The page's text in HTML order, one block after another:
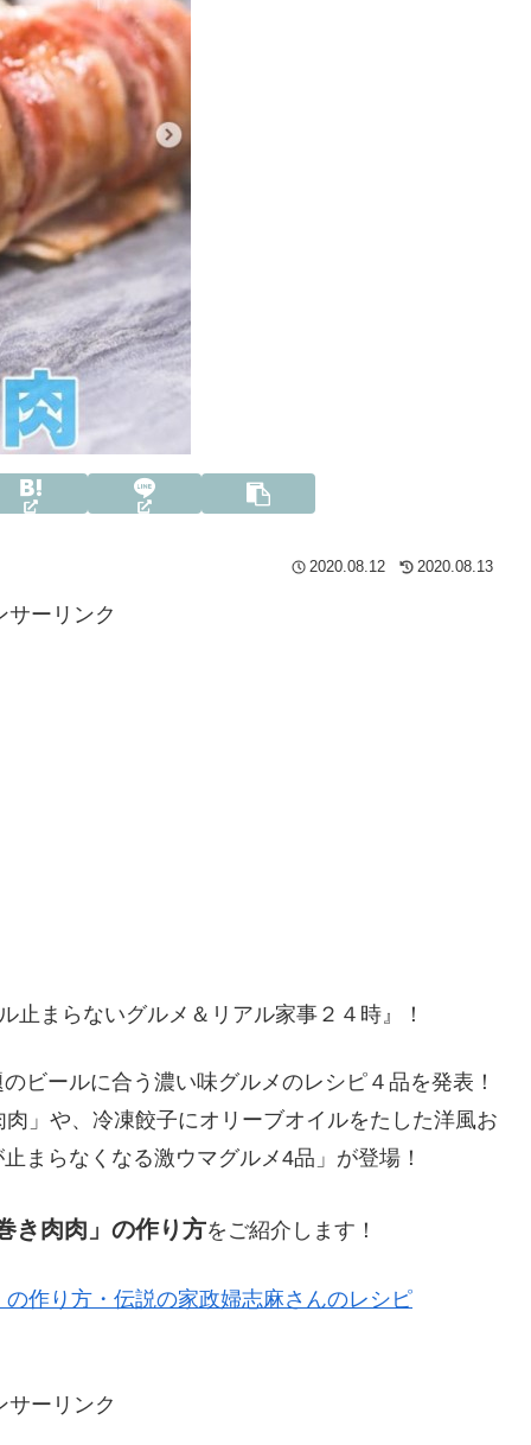
2020.08.12 2020.08.13
サーリンク
まらないグルメ＆リアル家事２４時』！
ビールに合う濃い味グルメのレシピ４品を発表！
」や、冷凍餃子にオリーブオイルをたした洋風お
まらなくなる激ウマグルメ4品」が登場！
き肉肉」の作り方をご紹介します！
作り方・伝説の家政婦志麻さんのレシピ
サーリンク